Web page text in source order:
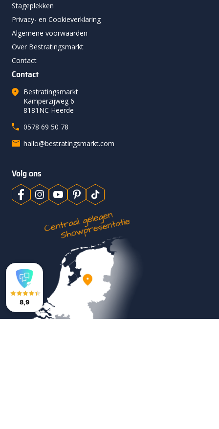
Stageplekken
Privacy- en Cookieverklaring
Algemene voorwaarden
Over Bestratingsmarkt
Contact
Contact
Bestratingsmarkt
Kamperzijweg 6
8181NC Heerde
0578 69 50 78
hallo@bestratingsmarkt.com
Volg ons
8,9